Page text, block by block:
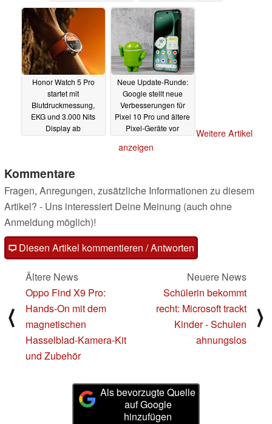
15.10.2025
Honor Watch 5 Pro
startet mit
Blutdruckmessung,
EKG und 3.000 Nits
Display ab
Neue Update-Runde:
Google stellt neue
Verbesserungen für
Pixel 10 Pro und ältere
Pixel-Geräte vor
Weitere Artikel
anzeigen
Kommentare
Fragen, Anregungen, zusätzliche Informationen zu diesem
Artikel? - Uns interessiert Deine Meinung (auch ohne
Anmeldung möglich)!
Diesen Artikel kommentieren / Antworten
⟨
Ältere News
Oppo Find X9 Pro:
Hands-On mit dem
magnetischen
Hasselblad-Kamera-Kit
und Zubehör
Neuere News
Schülerin bekommt
recht: Microsoft trackt
Kinder - Schulen
ahnungslos
⟩
Als bevorzugte Quelle
auf Google
hinzufügen